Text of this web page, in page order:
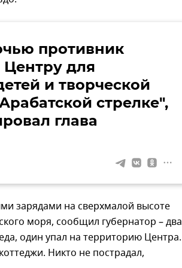
противник
Центру для
и творческой
стрелке",
глава
зарядами на сверхмалой высоте
моря, сообщил губернатор – два
один упал на территорию Центра.
Никто не пострадал,